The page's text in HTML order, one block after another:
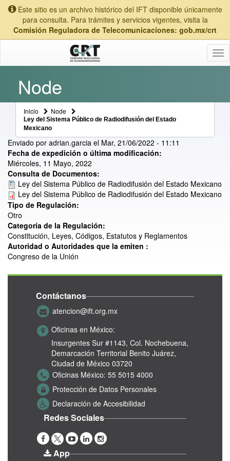
Este sitio es un archivo histórico del IFT disponible únicamente
para consulta. Para trámites y servicios vigentes, visita la
Comisión Reguladora de Telecomunicaciones: gob.mx/crt
Node
Inicio Node
Ley del Sistema Público de Radiodifusión del Estado
Mexicano
Enviado por adrian.garcia el Mar, 21/06/2022 - 11:11
Fecha de expedición o última modificación:
Miércoles, 11 Mayo, 2022
Consulta de Documentos:
Ley del Sistema Público de Radiodifusión del Estado Mexicano
Ley del Sistema Público de Radiodifusión del Estado Mexicano
Tipo de Regulación:
Otro
Categoría de la Regulación:
Constitución, Leyes, Códigos, Estatutos y Reglamentos
Autoridad o Autoridades que la emiten :
Congreso de la Unión
Contáctanos
atencion@ift.org.mx
Oficinas en México:
Insurgentes Sur #1143, Col. Nochebuena,
Demarcación Territorial Benito Juárez,
Ciudad de México 03720
Oficinas México: 55 5015 4000
Protección de Datos Personales
Declaración de Accesibilidad
Redes Sociales
App